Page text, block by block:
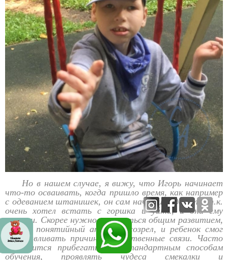
Но в нашем случае, я вижу, что Игорь начинает
что-то осваивать, когда пришло время, как например
с одеванием штанишек, он сам начал их одевать, т.к.
очень хотел встать с горшка и уйти, а они ему
мешали. Скорее нужно заниматься общим развитием,
чтобы понятийный аппарат созрел, и ребенок смог
устанавливать причинно-следственные связи. Часто
приходится прибегать к нестандартным способам
обучения, проявлять чудеса смекалки и